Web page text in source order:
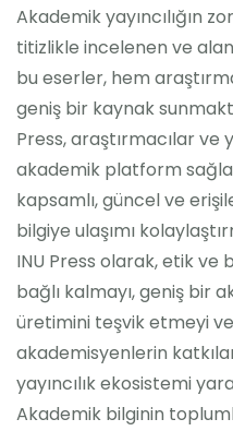
Akademik yayıncılığın
titizlikle incelenen ve
bu eserler, hem
geniş bir kaynak
Press, araştırmacılar
akademik platform
kapsamlı, güncel ve
bilgiye ulaşımı
INU Press olarak, etik
bağlı kalmayı, geniş bir
üretimini teşvik etmeyi
akademisyenlerin
yayıncılık ekosistemi
Akademik bilginin